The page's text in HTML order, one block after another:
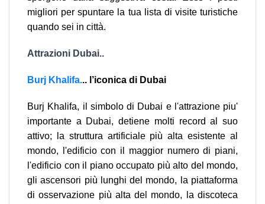
migliori per spuntare la tua lista di visite turistiche
quando sei in città.
Attrazioni Dubai..
Burj Khalifa... l’iconica di Dubai
Burj Khalifa, il simbolo di Dubai e l'attrazione piu'
importante a Dubai, detiene molti record al suo
attivo; la struttura artificiale più alta esistente al
mondo, l'edificio con il maggior numero di piani,
l'edificio con il piano occupato più alto del mondo,
gli ascensori più lunghi del mondo, la piattaforma
di osservazione più alta del mondo, la discoteca